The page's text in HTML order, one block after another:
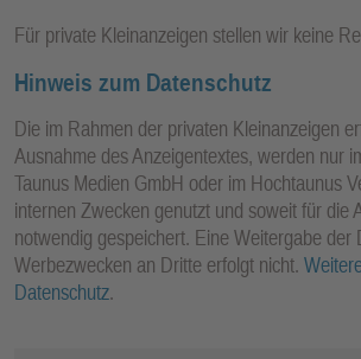
Für private Kleinanzeigen stellen wir keine
Hinweis zum Datenschutz
Die im Rahmen der privaten Kleinanzeigen
Ausnahme des Anzeigentextes, werden nur
Taunus Medien GmbH oder im Hochtaunus
internen Zwecken genutzt und soweit für die
notwendig gespeichert. Eine Weitergabe der
Werbezwecken an Dritte erfolgt nicht.
Datenschutz.